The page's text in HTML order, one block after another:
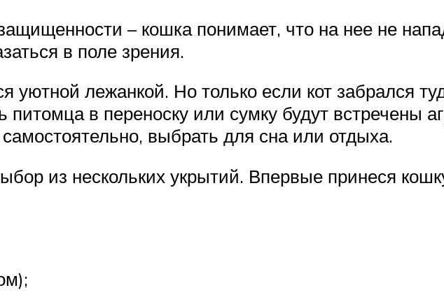
– кошка понимает, что на нее не
в поле зрения.
уютной лежанкой. Но только если кот забрался
в переноску или сумку будут встречены
выбрать для сна или отдыха.
из нескольких укрытий. Впервые принеся